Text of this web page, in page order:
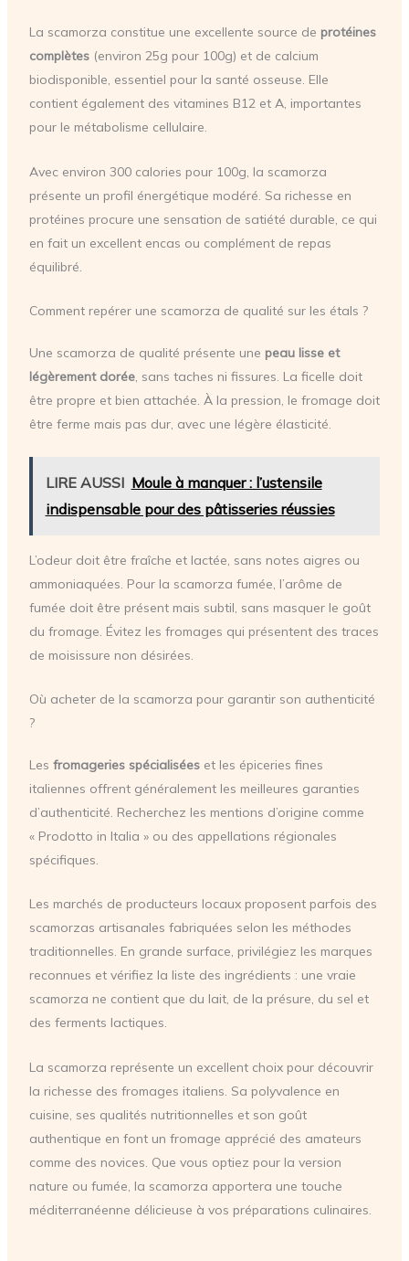
La scamorza constitue une excellente source de protéines
complètes(environ 25g pour 100g) et de calcium
biodisponible, essentiel pour la santé osseuse. Elle
contient également des vitamines B12 et A, importantes
pour le métabolisme cellulaire.
Avec environ 300 calories pour 100g, la scamorza
présente un profil énergétique modéré. Sa richesse en
protéines procure une sensation de satiété durable, ce qui
en fait un excellent encas ou complément de repas
équilibré.
Comment repérer une scamorza de qualité sur les étals ?
Une scamorza de qualité présente une peau lisse et
légèrement dorée, sans taches ni fissures. La ficelle doit
être propre et bien attachée. À la pression, le fromage doit
être ferme mais pas dur, avec une légère élasticité.
LIRE AUSSI Moule à manquer : l’ustensile
indispensable pour des pâtisseries réussies
L’odeur doit être fraîche et lactée, sans notes aigres ou
ammoniaquées. Pour la scamorza fumée, l’arôme de
fumée doit être présent mais subtil, sans masquer le goût
du fromage. Évitez les fromages qui présentent des traces
de moisissure non désirées.
Où acheter de la scamorza pour garantir son authenticité
?
Les fromageries spécialiséeset les épiceries fines
italiennes offrent généralement les meilleures garanties
d’authenticité. Recherchez les mentions d’origine comme
« Prodotto in Italia » ou des appellations régionales
spécifiques.
Les marchés de producteurs locaux proposent parfois des
scamorzas artisanales fabriquées selon les méthodes
traditionnelles. En grande surface, privilégiez les marques
reconnues et vérifiez la liste des ingrédients : une vraie
scamorza ne contient que du lait, de la présure, du sel et
des ferments lactiques.
La scamorza représente un excellent choix pour découvrir
la richesse des fromages italiens. Sa polyvalence en
cuisine, ses qualités nutritionnelles et son goût
authentique en font un fromage apprécié des amateurs
comme des novices. Que vous optiez pour la version
nature ou fumée, la scamorza apportera une touche
méditerranéenne délicieuse à vos préparations culinaires.